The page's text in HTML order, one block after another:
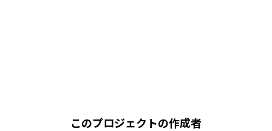
このプロジェクトの作成者